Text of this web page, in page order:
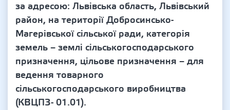
за адресою: Львівська область, Львівський
район, на території Добросинсько-
Магерівської сільської ради, категорія
земель – землі сільськогосподарського
призначення, цільове призначення – для
ведення товарного
сільськогосподарського виробництва
(КВЦПЗ- 01.01).